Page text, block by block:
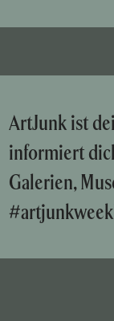
ArtJunk ist
informiert
Galerien,